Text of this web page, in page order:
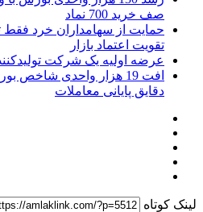
صف خرید 700 نماد
حمایت از سهامداران خرد
تقویت اعتماد بازار
عرضه اولیه یک شرکت
افت 19 هزار واحدی شاخص
دقایق پایانی معاملات
لینک کوتاه